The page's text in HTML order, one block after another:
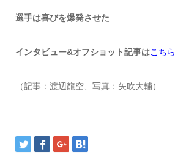
選手は喜びを爆発させた
インタビュー&オフショット記事はこちら
（記事：渡辺龍空、写真：矢吹大輔）